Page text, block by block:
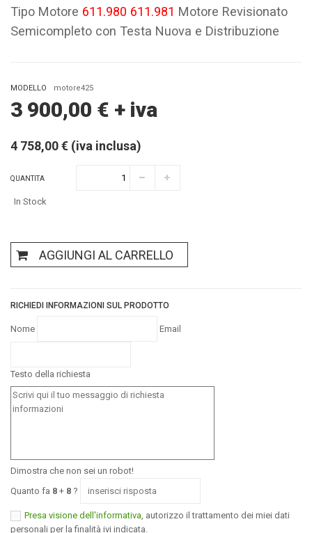
Tipo Motore 611.980 611.981 Motore Revisionato
Semicompleto con Testa Nuova e Distribuzione
MODELLO motore425
3 900,00 € + iva
4 758,00 € (iva inclusa)
QUANTITA
In Stock
AGGIUNGI AL CARRELLO
RICHIEDI INFORMAZIONI SUL PRODOTTO
Nome Email
Testo della richiesta
Dimostra che non sei un robot!
Quanto fa 8 + 8 ?
Presa visione dell'informativa , autorizzo il trattamento dei miei dati
personali per la finalità ivi indicata.